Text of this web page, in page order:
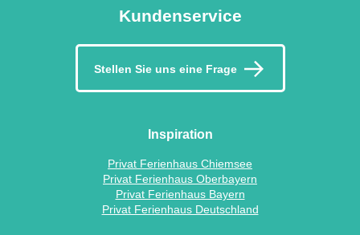
Kundenservice
Stellen Sie uns eine Frage
Inspiration
Privat Ferienhaus Chiemsee
Privat Ferienhaus Oberbayern
Privat Ferienhaus Bayern
Privat Ferienhaus Deutschland